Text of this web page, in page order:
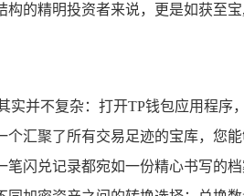
的精明投资者来说，更是如获至
并不复杂：打开TP钱包应用程
汇聚了所有交易足迹的宝库，您
闪兑记录都宛如一份精心书写的